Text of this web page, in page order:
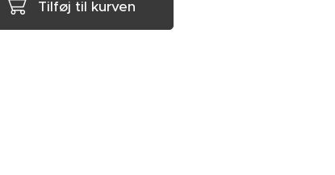
Tilføj til kurven